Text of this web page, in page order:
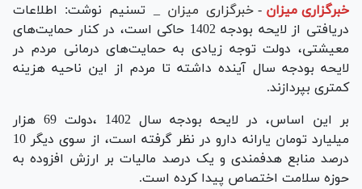
خبرگزاری میزان - خبرگزاری میزان _ تسنیم نوشت: اطلاعات
دریافتی از لایحه بودجه 1402 حاکی است، در کنار حمایت‌های
معیشتی، دولت توجه زیادی به حمایت‌های درمانی مردم در
لایحه بودجه سال آینده داشته تا مردم از این ناحیه هزینه
کمتری بپردازند.
بر این اساس، در لایحه بودجه سال 1402 ،دولت 69 هزار
میلیارد تومان یارانه دارو در نظر گرفته است، از سوی دیگر 10
درصد منابع هدفمندی و یک درصد مالیات بر ارزش افزوده به
حوزه سلامت اختصاص پیدا کرده است.